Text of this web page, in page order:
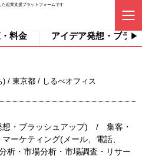
た起業支援プラットフォームです
料金 アイデア発想・ブラ
) / 東京都 / しるべオフィス
想・ブラッシュアップ) / 集客・
ーケティング(メール、電話、
・市場分析・市場調査・リサー